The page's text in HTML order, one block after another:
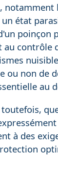
état
poinçon
au
ou non de
au
à des